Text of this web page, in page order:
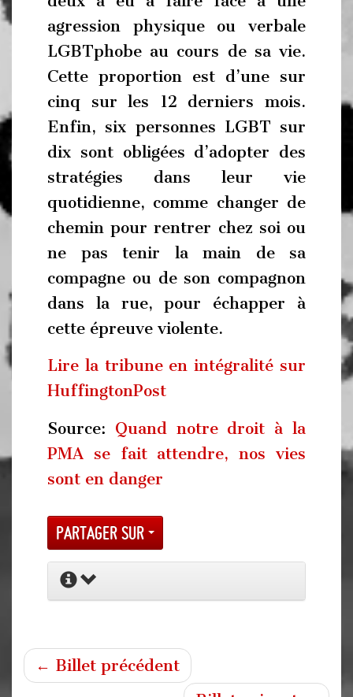
agression physique ou verbale
LGBTphobe au cours de sa vie.
Cette proportion est d’une sur
cinq sur les 12 derniers mois.
Enfin, six personnes LGBT sur
dix sont obligées d’adopter des
stratégies dans leur vie
quotidienne, comme changer de
chemin pour rentrer chez soi ou
ne pas tenir la main de sa
compagne ou de son compagnon
dans la rue, pour échapper à
cette épreuve violente.
Lire la tribune en intégralité sur
HuffingtonPost
Source: Quand notre droit à la
PMA se fait attendre, nos vies
sont en danger
Partager sur
← Billet précédent